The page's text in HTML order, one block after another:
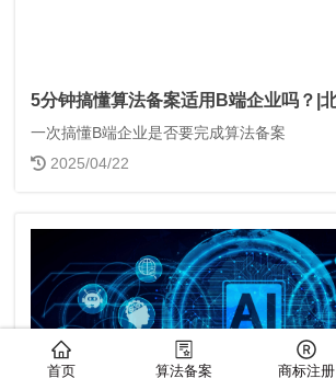
5分钟搞懂算法备案适用B端企业吗？|
一次搞懂B端企业是否要完成算法备案
2025/04/22
首页 算法备案 商标注册